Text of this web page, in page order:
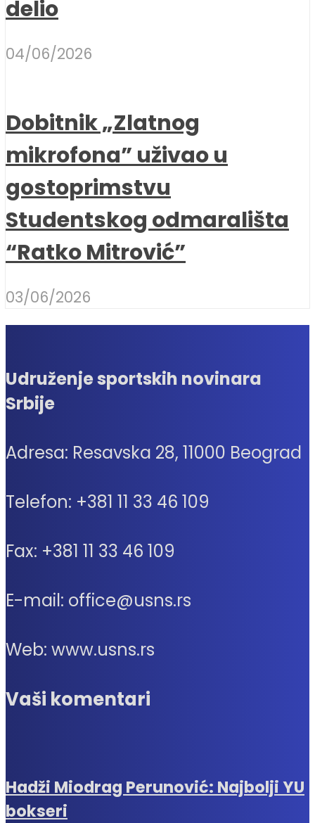
delio
04/06/2026
Dobitnik „Zlatnog
mikrofona” uživao u
gostoprimstvu
Studentskog odmarališta
“Ratko Mitrović”
03/06/2026
Udruženje sportskih novinara
Srbije
Adresa: Resavska 28, 11000 Beograd
Telefon: +381 11 33 46 109
Fax: +381 11 33 46 109
E-mail: office@usns.rs
Web: www.usns.rs
Vaši komentari
Hadži Miodrag Perunović: Najbolji YU
bokseri